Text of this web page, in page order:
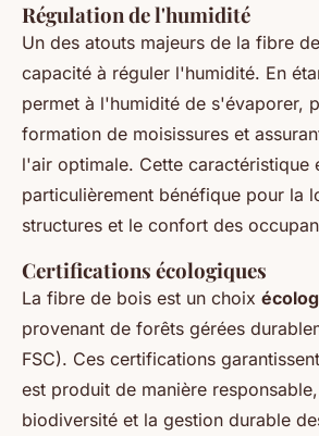
Régulation de l'humidité
Un des atouts majeurs de la fibre
capacité à réguler l'humidité. En
permet à l'humidité de s'évaporer,
formation de moisissures et
l'air optimale. Cette caractéristique
particulièrement bénéfique pour la
structures et le confort des
Certifications écologiques
La fibre de bois est un choix
provenant de forêts gérées
FSC). Ces certifications
est produit de manière
biodiversité et la gestion durable